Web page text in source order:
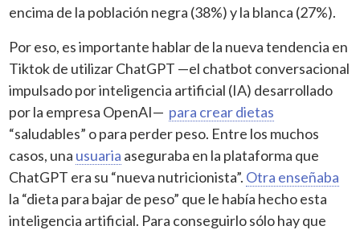
encima de la población negra (38%) y la blanca (27%).
Por eso, es importante hablar de la nueva tendencia en
Tiktok de utilizar ChatGPT —el chatbot conversacional
impulsado por inteligencia artificial (IA) desarrollado
por la empresa OpenAI— para crear dietas
“saludables” o para perder peso. Entre los muchos
casos, una usuaria aseguraba en la plataforma que
ChatGPT era su “nueva nutricionista”. Otra enseñaba
la “dieta para bajar de peso” que le había hecho esta
inteligencia artificial. Para conseguirlo sólo hay que